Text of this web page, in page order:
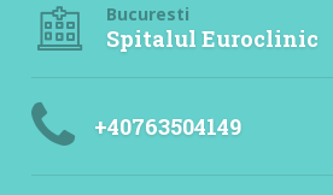
Bucuresti
Spitalul Euroclinic
+40763504149